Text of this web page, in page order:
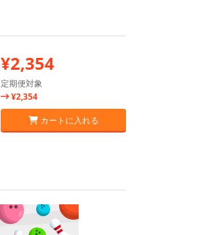
¥2,354
定期便対象
¥2,354
カートに入れる